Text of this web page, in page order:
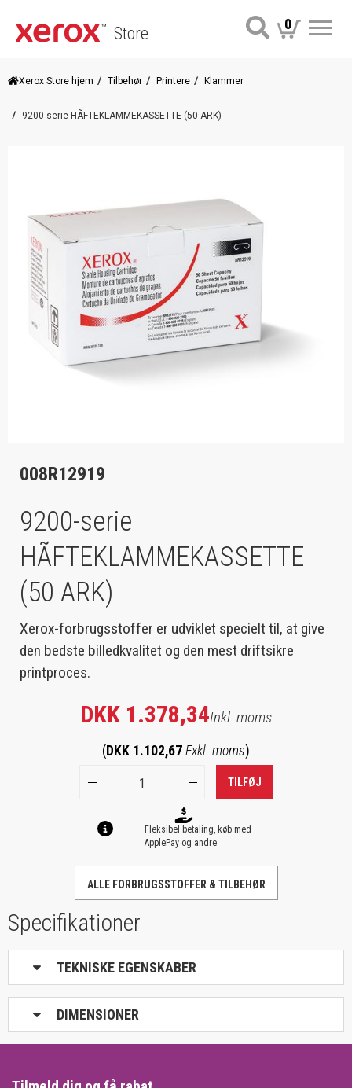
Store 0
Xerox Store hjem Tilbehør Printere Klammer
9200-serie HÃFTEKLAMMEKASSETTE (50 ARK)
008R12919
9200-serie
HÃFTEKLAMMEKASSETTE
(50 ARK)
Xerox-forbrugsstoffer er udviklet specielt til, at give
den bedste billedkvalitet og den mest driftsikre
printproces.
DKK 1.378,34Inkl. moms
( DKK 1.102,67 Exkl. moms)
TILFØJ
Fleksibel betaling, køb med
ApplePay og andre
ALLE FORBRUGSSTOFFER & TILBEHØR
Specifikationer
TEKNISKE EGENSKABER
DIMENSIONER